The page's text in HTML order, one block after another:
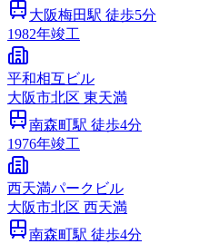
大阪梅田駅 徒歩5分
1982年竣工
平和相互ビル
大阪市北区 東天満
南森町駅 徒歩4分
1976年竣工
西天満パークビル
大阪市北区 西天満
南森町駅 徒歩4分